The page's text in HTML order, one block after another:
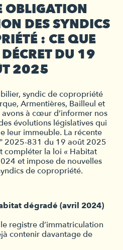
OBLIGATION
DES SYNDICS
: CE QUE
DU 19
2025
syndic de copropriété
Armentières, Bailleul et
à cœur d’informer nos
évolutions législatives qui
leur immeuble. La récente
2025-831 du 19 août 2025
compléter la loi « Habitat
et impose de nouvelles
de copropriété.
dégradé (avril 2024)
registre d’immatriculation
contenir davantage de